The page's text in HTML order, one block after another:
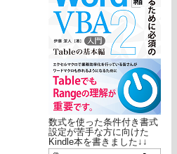
数式を使った条件付き書式
設定が苦手な方に向けた
Kindle本を書きました↓↓